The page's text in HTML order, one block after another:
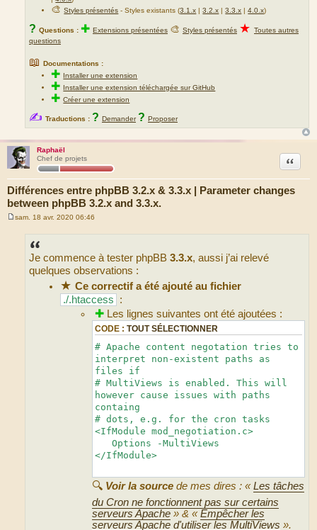
🎨Styles présentés - Styles existants (3.1.x |3.2.x |3.3.x |4.0.x)
? Questions : ✚ Extensions présentées 🎨 Styles présentés ★ Toutes autres
questions
📖 Documentations :
✚ Installer une extension
✚ Installer une extension téléchargée sur GitHub
✚Créer une extension
✍ Traductions : ? Demander ? Proposer
Raphaël
Chef de projets
Différences entre phpBB 3.2.x & 3.3.x | Parameter changes
between phpBB 3.2.x and 3.3.x.
Citation
sam. 18 avr. 2020 06:46
Je commence à tester phpBB 3.3.x, aussi j’ai relevé
quelques observations :
★Ce correctif a été ajouté au fichier
./.htaccess
:
✚ Les lignes suivantes ont été ajoutées :
CODE : TOUT SÉLECTIONNER
# Apache content negotation tries to
interpret non-existent paths as
files if
# MultiViews is enabled. This will
however cause issues with paths
containg
# dots, e.g. for the cron tasks
<IfModule mod_negotiation.c>
Options -MultiViews
</IfModule>
🔍 Voir la sourcede mes dires : «Les tâches
du Cron ne fonctionnent pas sur certains
serveurs Apache» & «Empêcher les
serveurs Apache d'utiliser les MultiViews ».